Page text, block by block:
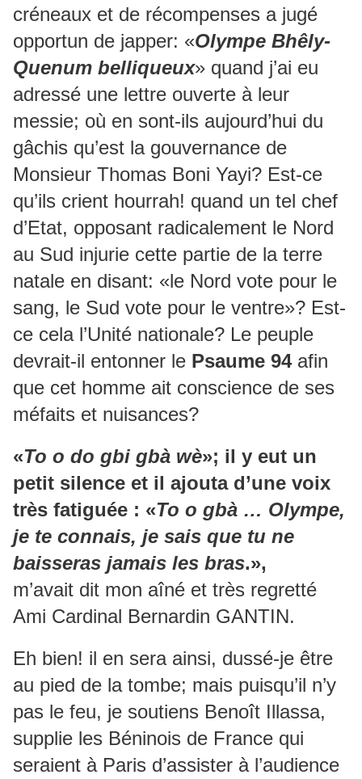
créneaux et de récompenses a jugé
opportun de japper: «Olympe Bhêly-
Quenum belliqueux» quand j’ai eu
adressé une lettre ouverte à leur
messie; où en sont-ils aujourd’hui du
gâchis qu’est la gouvernance de
Monsieur Thomas Boni Yayi? Est-ce
qu’ils crient hourrah! quand un tel chef
d’Etat, opposant radicalement le Nord
au Sud injurie cette partie de la terre
natale en disant: «le Nord vote pour le
sang, le Sud vote pour le ventre»? Est-
ce cela l’Unité nationale? Le peuple
devrait-il entonner le Psaume 94afin
que cet homme ait conscience de ses
méfaits et nuisances?
«To o do gbi gbà wè»; il y eut un
petit silence et il ajouta d’une voix
très fatiguée : «To o gbà … Olympe,
je te connais, je sais que tu ne
baisseras jamais les bras.»,
m’avait dit mon aîné et très regretté
Ami Cardinal Bernardin GANTIN.
Eh bien! il en sera ainsi, dussé-je être
au pied de la tombe; mais puisqu’il n’y
pas le feu, je soutiens Benoît Illassa,
supplie les Béninois de France qui
seraient à Paris d’assister à l’audience